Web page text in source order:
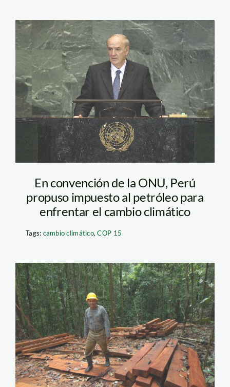
En convención de la ONU, Perú
propuso impuesto al petróleo para
enfrentar el cambio climático
Tags: cambio climático,COP 15
b_thomas